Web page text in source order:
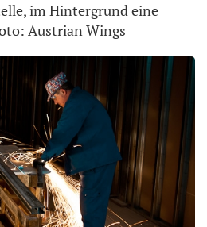
im Hintergrund eine
Austrian Wings